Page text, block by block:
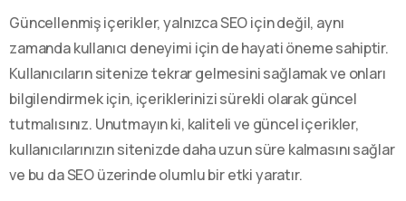
Güncellenmiş içerikler, yalnızca SEO için değil, aynı
zamanda kullanıcı deneyimi için de hayati öneme sahiptir.
Kullanıcıların sitenize tekrar gelmesini sağlamak ve onları
bilgilendirmek için, içeriklerinizi sürekli olarak güncel
tutmalısınız. Unutmayın ki, kaliteli ve güncel içerikler,
kullanıcılarınızın sitenizde daha uzun süre kalmasını sağlar
ve bu da SEO üzerinde olumlu bir etki yaratır.